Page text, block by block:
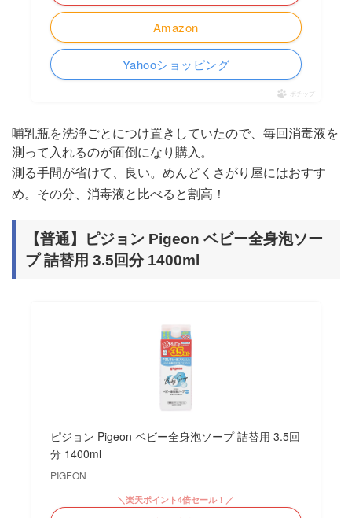
Amazon
Yahooショッピング
ポチップ
哺乳瓶を洗浄ごとにつけ置きしていたので、毎回消毒液を
測って入れるのが面倒になり購入。
測る手間が省けて、良い。めんどくさがり屋にはおすす
め。その分、消毒液と比べると割高！
【普通】ピジョン Pigeon ベビー全身泡ソー
プ 詰替用 3.5回分 1400ml
ピジョン Pigeon ベビー全身泡ソープ 詰替用 3.5回
分 1400ml
PIGEON
＼楽天ポイント4倍セール！／